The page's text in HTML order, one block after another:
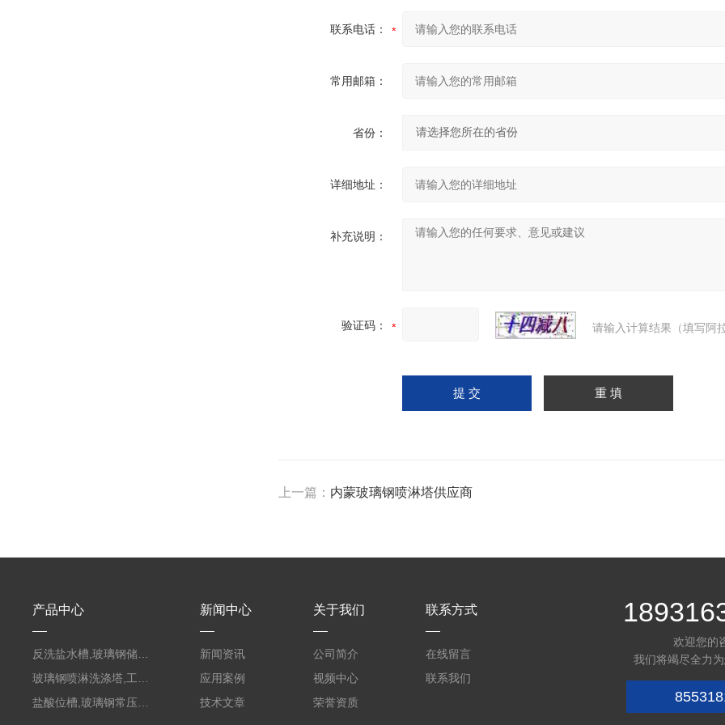
联系电话：
常用邮箱：
省份：
详细地址：
补充说明：
验证码： 请输入计算结果（填写阿
上一篇： 内蒙玻璃钢喷淋塔供应商
产品中心 新闻中心
新闻资讯
应用案例
技术文章
关于我们
公司简介
视频中心
荣誉资质
联系方式
在线留言
联系我们
欢迎您的
我们将竭尽全力